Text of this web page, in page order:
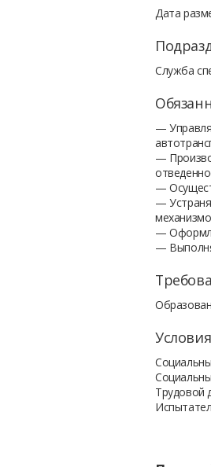
Дата
Служба
—
—
—
—
—
—
Трудовой